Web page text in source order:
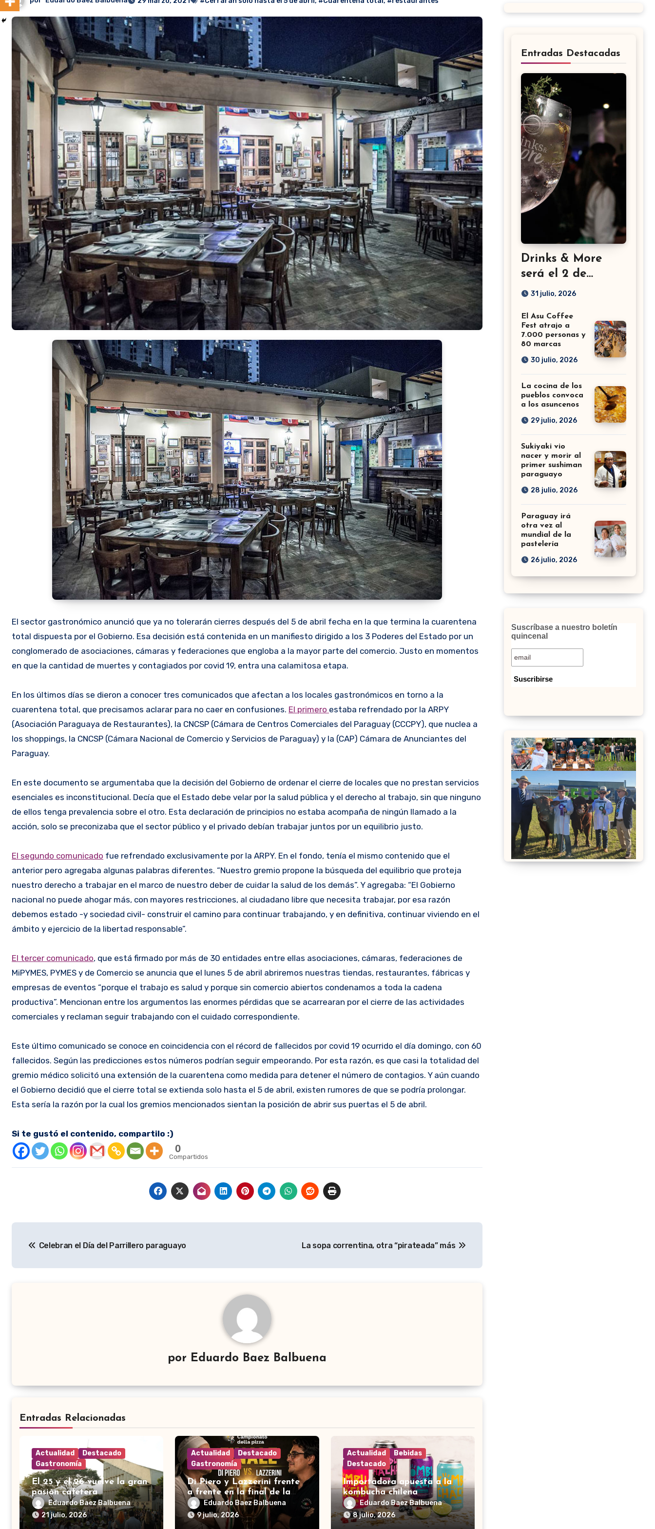
El sector gastronómico anunció que ya no tolerarán cierres después del 5 de abril fecha en la que termina la cuarentena
total dispuesta por el Gobierno. Esa decisión está contenida en un manifiesto dirigido a los 3 Poderes del Estado por un
conglomerado de asociaciones, cámaras y federaciones que engloba a la mayor parte del comercio. Justo en momentos
en que la cantidad de muertes y contagiados por covid 19, entra una calamitosa etapa.
En los últimos días se dieron a conocer tres comunicados que afectan a los locales gastronómicos en torno a la
cuarentena total, que precisamos aclarar para no caer en confusiones. El primero estaba refrendado por la ARPY
(Asociación Paraguaya de Restaurantes), la CNCSP (Cámara de Centros Comerciales del Paraguay (CCCPY), que nuclea a
los shoppings, la CNCSP (Cámara Nacional de Comercio y Servicios de Paraguay) y la (CAP) Cámara de Anunciantes del
Paraguay.
En este documento se argumentaba que la decisión del Gobierno de ordenar el cierre de locales que no prestan servicios
esenciales es inconstitucional. Decía que el Estado debe velar por la salud pública y el derecho al trabajo, sin que ninguno
de ellos tenga prevalencia sobre el otro. Esta declaración de principios no estaba acompaña de ningún llamado a la
acción, solo se preconizaba que el sector público y el privado debían trabajar juntos por un equilibrio justo.
El segundo comunicado fue refrendado exclusivamente por la ARPY. En el fondo, tenía el mismo contenido que el
anterior pero agregaba algunas palabras diferentes. “Nuestro gremio propone la búsqueda del equilibrio que proteja
nuestro derecho a trabajar en el marco de nuestro deber de cuidar la salud de los demás”. Y agregaba: “El Gobierno
nacional no puede ahogar más, con mayores restricciones, al ciudadano libre que necesita trabajar, por esa razón
debemos estado -y sociedad civil- construir el camino para continuar trabajando, y en definitiva, continuar viviendo en el
ámbito y ejercicio de la libertad responsable”.
El tercer comunicado, que está firmado por más de 30 entidades entre ellas asociaciones, cámaras, federaciones de
MiPYMES, PYMES y de Comercio se anuncia que el lunes 5 de abril abriremos nuestras tiendas, restaurantes, fábricas y
empresas de eventos “porque el trabajo es salud y porque sin comercio abiertos condenamos a toda la cadena
productiva”. Mencionan entre los argumentos las enormes pérdidas que se acarrearan por el cierre de las actividades
comerciales y reclaman seguir trabajando con el cuidado correspondiente.
Este último comunicado se conoce en coincidencia con el récord de fallecidos por covid 19 ocurrido el día domingo, con 60
fallecidos. Según las predicciones estos números podrían seguir empeorando. Por esta razón, es que casi la totalidad del
gremio médico solicitó una extensión de la cuarentena como medida para detener el número de contagios. Y aún cuando
el Gobierno decidió que el cierre total se extienda solo hasta el 5 de abril, existen rumores de que se podría prolongar.
Esta sería la razón por la cual los gremios mencionados sientan la posición de abrir sus puertas el 5 de abril.
Si te gustó el contenido, compartilo :)
0
Compartidos
entradas
Celebran el Día del Parrillero paraguayo La sopa correntina, otra “pirateada” más
por Eduardo Baez Balbuena
Entradas Relacionadas
Actualidad
Destacado
Gastronomía
El 25 y el 26 vuelve la gran
pasión cafetera
Eduardo Baez Balbuena
21 julio, 2026
Actualidad
Destacado
Gastronomía
Di Piero y Lazzerini frente
a frente en la final de la
pizzaEduardo Baez Balbuena
9 julio, 2026
Actualidad
Bebidas
Destacado
Importadora apuesta a la
kombucha chilena
Eduardo Baez Balbuena
8 julio, 2026
Entradas Destacadas
Drinks & More
será el 2 de
setiembre en el
31 julio, 2026
El Asu Coffee
Fest atrajo a
7.000 personas y
80 marcas
30 julio, 2026
La cocina de los
pueblos convoca
a los asuncenos
29 julio, 2026
Sukiyaki vio
nacer y morir al
primer sushiman
paraguayo
28 julio, 2026
Paraguay irá
otra vez al
mundial de la
pastelería
26 julio, 2026
Suscríbase a nuestro boletín
quincenal